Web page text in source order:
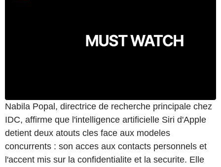
Nabila Popal, directrice de recherche principale chez
IDC, affirme que l'intelligence artificielle Siri d'Apple
detient deux atouts cles face aux modeles
concurrents : son acces aux contacts personnels et
l'accent mis sur la confidentialite et la securite. Elle